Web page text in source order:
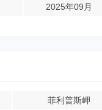
2025年09月
菲利普斯岬